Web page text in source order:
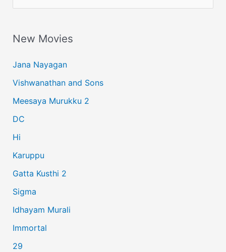
e
r
h
f
o
r
:
New Movies
Jana Nayagan
Vishwanathan and Sons
Meesaya Murukku 2
DC
Hi
Karuppu
Gatta Kusthi 2
Sigma
Idhayam Murali
Immortal
29